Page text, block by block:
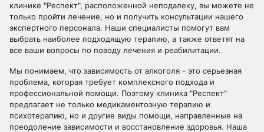
клинике "Респект", расположенной неподалеку, вы можете не
только пройти лечение, но и получить консультации нашего
экспертного персонала. Наши специалисты помогут вам
выбрать наиболее подходящую терапию, а также ответят на
все ваши вопросы по поводу лечения и реабилитации.
Мы понимаем, что зависимость от алкоголя - это серьезная
проблема, которая требует комплексного подхода и
профессиональной помощи. Поэтому клиника "Респект"
предлагает не только медикаментозную терапию и
психотерапию, но и другие виды помощи, направленные на
преодоление зависимости и восстановление здоровья. Наша